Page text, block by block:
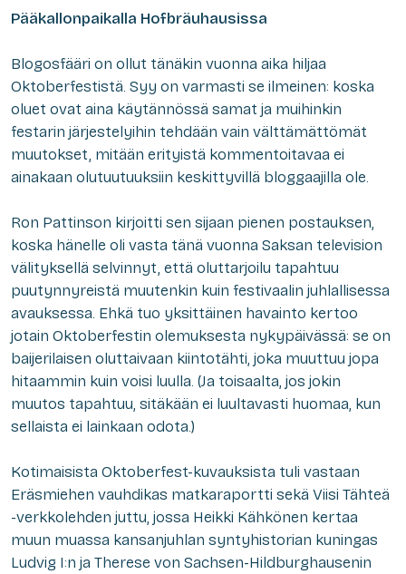
Pääkallonpaikalla Hofbräuhausissa
Blogosfääri on ollut tänäkin vuonna aika hiljaa
Oktoberfestistä. Syy on varmasti se ilmeinen: koska
oluet ovat aina käytännössä samat ja muihinkin
festarin järjestelyihin tehdään vain välttämättömät
muutokset, mitään erityistä kommentoitavaa ei
ainakaan olutuutuuksiin keskittyvillä bloggaajilla ole.
Ron Pattinson kirjoitti sen sijaan pienen postauksen,
koska hänelle oli vasta tänä vuonna Saksan television
välityksellä selvinnyt, että oluttarjoilu tapahtuu
puutynnyreistä muutenkin kuin festivaalin juhlallisessa
avauksessa. Ehkä tuo yksittäinen havainto kertoo
jotain Oktoberfestin olemuksesta nykypäivässä: se on
baijerilaisen oluttaivaan kiintotähti, joka muuttuu jopa
hitaammin kuin voisi luulla. (Ja toisaalta, jos jokin
muutos tapahtuu, sitäkään ei luultavasti huomaa, kun
sellaista ei lainkaan odota.)
Kotimaisista Oktoberfest-kuvauksista tuli vastaan
Eräsmiehen vauhdikas matkaraportti sekä Viisi Tähteä
-verkkolehden juttu, jossa Heikki Kähkönen kertaa
muun muassa kansanjuhlan syntyhistorian kuningas
Ludvig I:n ja Therese von Sachsen-Hildburghausenin